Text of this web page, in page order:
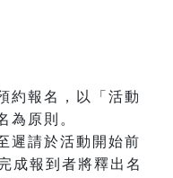
約報名，以「活動
為原則。
遲請於活動開始前
成報到者將釋出名